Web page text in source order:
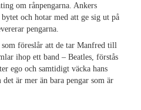
om rånpengarna. Ankers
och hotar med att ge sig ut på
pengarna.
föreslår att de tar Manfred till
ihop ett band – Beatles, förstås
ego och samtidigt väcka hans
är mer än bara pengar som är